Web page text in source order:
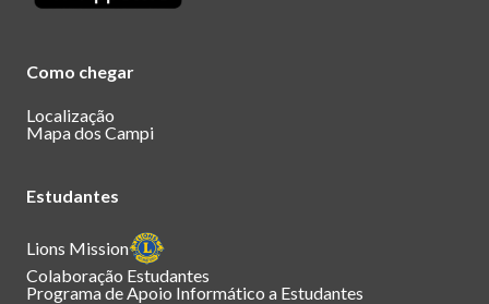
Como chegar
Localização
Mapa dos Campi
Estudantes
Lions Mission
Colaboração Estudantes
Programa de Apoio Informático a Estudantes